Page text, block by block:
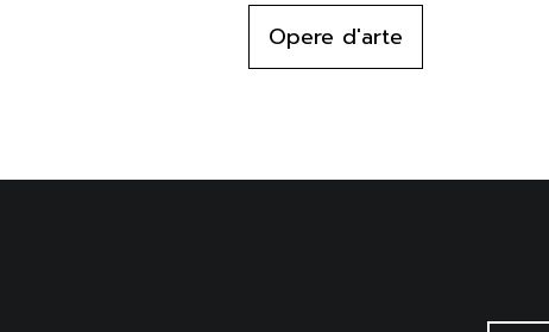
Opere d'arte